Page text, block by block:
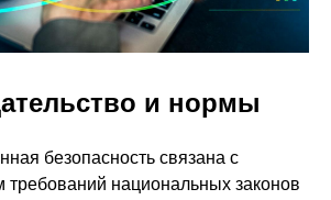
и нормы
безопасность связана с
национальных законов